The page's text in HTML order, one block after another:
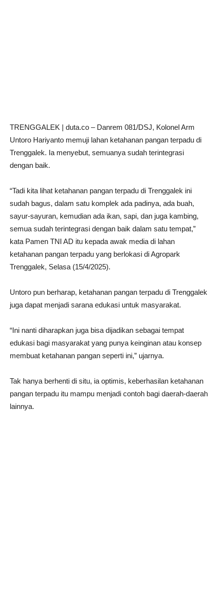
TRENGGALEK | duta.co – Danrem 081/DSJ, Kolonel Arm
Untoro Hariyanto memuji lahan ketahanan pangan terpadu di
Trenggalek. Ia menyebut, semuanya sudah terintegrasi
dengan baik.
“Tadi kita lihat ketahanan pangan terpadu di Trenggalek ini
sudah bagus, dalam satu komplek ada padinya, ada buah,
sayur-sayuran, kemudian ada ikan, sapi, dan juga kambing,
semua sudah terintegrasi dengan baik dalam satu tempat,”
kata Pamen TNI AD itu kepada awak media di lahan
ketahanan pangan terpadu yang berlokasi di Agropark
Trenggalek, Selasa (15/4/2025).
Untoro pun berharap, ketahanan pangan terpadu di Trenggalek
juga dapat menjadi sarana edukasi untuk masyarakat.
“Ini nanti diharapkan juga bisa dijadikan sebagai tempat
edukasi bagi masyarakat yang punya keinginan atau konsep
membuat ketahanan pangan seperti ini,” ujarnya.
Tak hanya berhenti di situ, ia optimis, keberhasilan ketahanan
pangan terpadu itu mampu menjadi contoh bagi daerah-daerah
lainnya.